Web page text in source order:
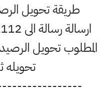
طريقة تحويل
المطلوب تحويل الرصيد
تحويله